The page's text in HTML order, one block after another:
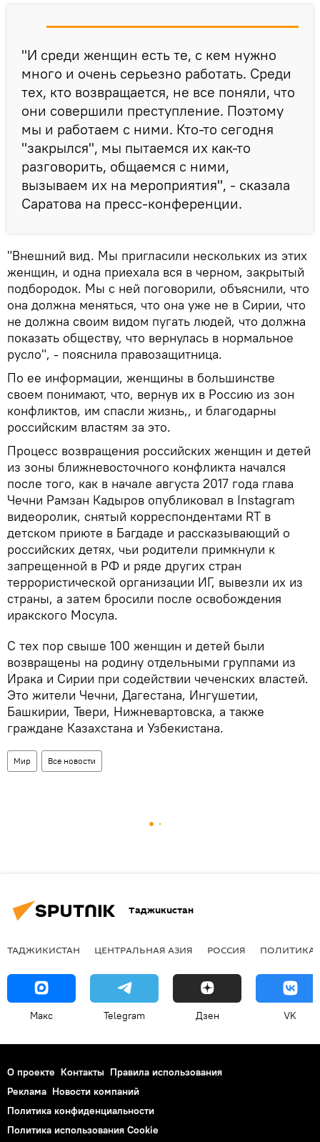
"И среди женщин есть те, с кем нужно
много и очень серьезно работать. Среди
тех, кто возвращается, не все поняли, что
они совершили преступление. Поэтому
мы и работаем с ними. Кто-то сегодня
"закрылся", мы пытаемся их как-то
разговорить, общаемся с ними,
вызываем их на мероприятия", - сказала
Саратова на пресс-конференции.
"Внешний вид. Мы пригласили нескольких из этих
женщин, и одна приехала вся в черном, закрытый
подбородок. Мы с ней поговорили, объяснили, что
она должна меняться, что она уже не в Сирии, что
не должна своим видом пугать людей, что должна
показать обществу, что вернулась в нормальное
русло", - пояснила правозащитница.
По ее информации, женщины в большинстве
своем понимают, что, вернув их в Россию из зон
конфликтов, им спасли жизнь,, и благодарны
российским властям за это.
Процесс возвращения российских женщин и детей
из зоны ближневосточного конфликта начался
после того, как в начале августа 2017 года глава
Чечни Рамзан Кадыров опубликовал в Instagram
видеоролик, снятый корреспондентами RT в
детском приюте в Багдаде и рассказывающий о
российских детях, чьи родители примкнули к
запрещенной в РФ и ряде других стран
террористической организации ИГ, вывезли их из
страны, а затем бросили после освобождения
иракского Мосула.
С тех пор свыше 100 женщин и детей были
возвращены на родину отдельными группами из
Ирака и Сирии при содействии чеченских властей.
Это жители Чечни, Дагестана, Ингушетии,
Башкирии, Твери, Нижневартовска, а также
граждане Казахстана и Узбекистана.
Мир Все новости
Таджикистан
ТАДЖИКИСТАН ЦЕНТРАЛЬНАЯ АЗИЯ РОССИЯ ПОЛИТИКА
Макс Telegram Дзен VK
О проекте Контакты Правила использования
Реклама Новости компаний
Политика конфиденциальности
Политика использования Cookie